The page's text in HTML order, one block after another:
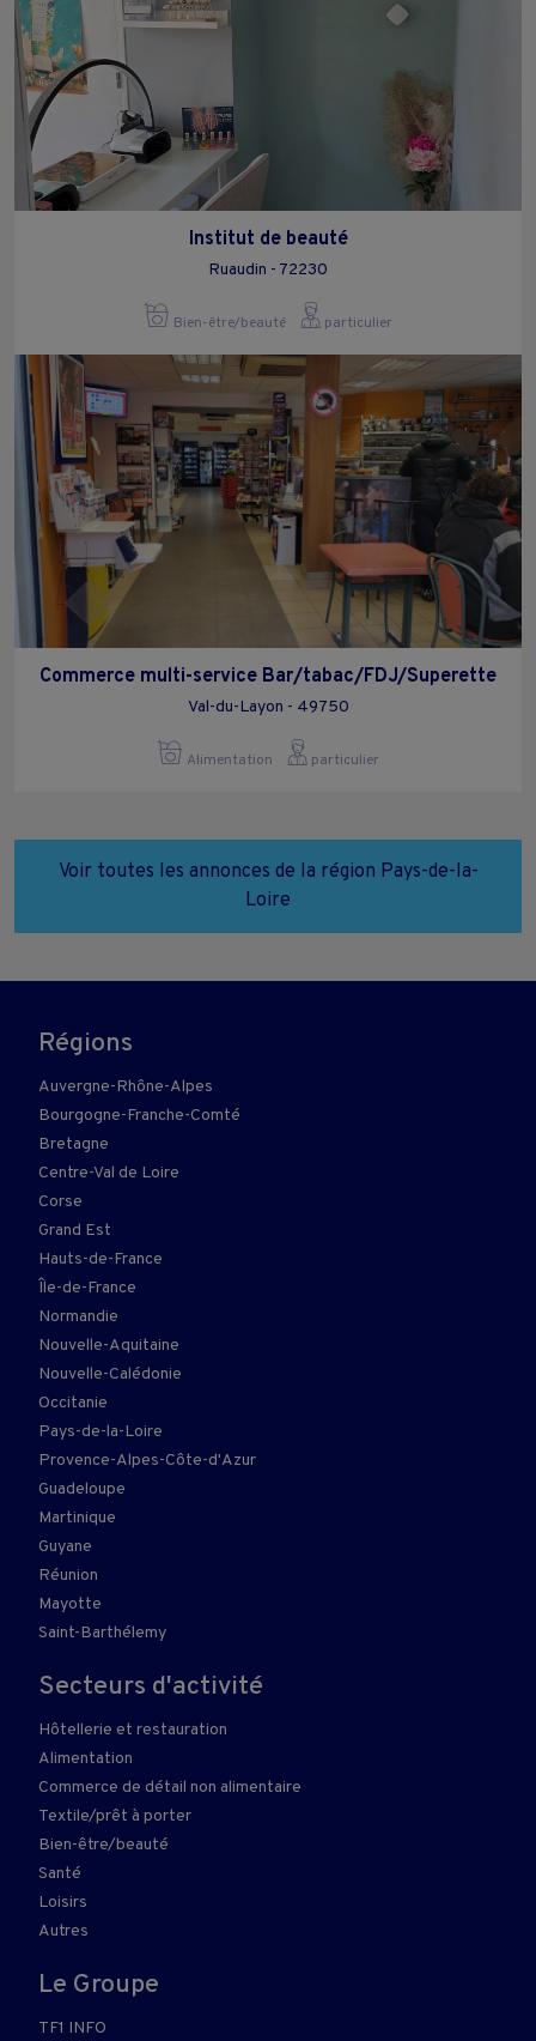
Institut de beauté
Ruaudin - 72230
Bien-être/beauté particulier
Commerce multi-service Bar/tabac/FDJ/Superette
Val-du-Layon - 49750
Alimentation particulier
Voir toutes les annonces de la région Pays-de-la-
Loire
Régions
Auvergne-Rhône-Alpes
Bourgogne-Franche-Comté
Bretagne
Centre-Val de Loire
Corse
Grand Est
Hauts-de-France
Île-de-France
Normandie
Nouvelle-Aquitaine
Nouvelle-Calédonie
Occitanie
Pays-de-la-Loire
Provence-Alpes-Côte-d'Azur
Guadeloupe
Martinique
Guyane
Réunion
Mayotte
Saint-Barthélemy
Secteurs d'activité
Hôtellerie et restauration
Alimentation
Commerce de détail non alimentaire
Textile/prêt à porter
Bien-être/beauté
Santé
Loisirs
Autres
Le Groupe
TF1 INFO